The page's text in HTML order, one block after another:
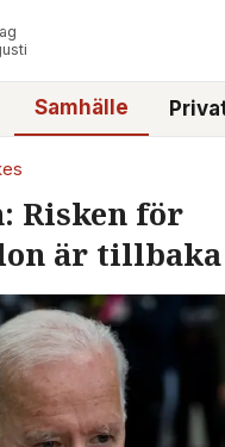
Samhälle
Risken för
är tillbaka